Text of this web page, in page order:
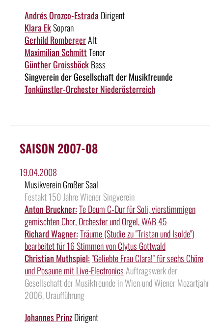
Andrés Orozco-Estrada Dirigent
Klara EkSopran
Gerhild RombergerAlt
Maximilian SchmittTenor
Günther GroissböckBass
Singverein der Gesellschaft der Musikfreunde
Tonkünstler-Orchester Niederösterreich
SAISON 2007-08
19.04.2008
Musikverein Großer Saal
Festakt 150 Jahre Wiener Singverein
Anton Bruckner:Te Deum C‑Dur für Soli, vierstimmigen
gemischten Chor, Orchester und Orgel, WAB 45
Richard Wagner:Träume (Studie zu "Tristan und Isolde")
bearbeitet für 16 Stimmen von Clytus Gottwald
Christian Muthspiel:"Geliebte Frau Clara!" für sechs Chöre
und Posaune mit Live-Electronics Auftragswerk der
Gesellschaft der Musikfreunde in Wien und Wiener Mozartjahr
2006, Uraufführung
Johannes PrinzDirigent